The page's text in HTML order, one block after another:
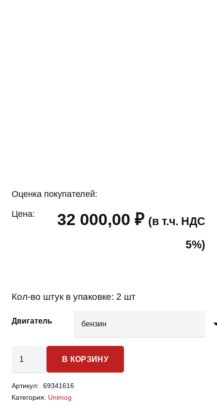
Оценка покупателей:
Цена: 32 000,00 ₽ (в т.ч. НДС
5%)
Кол-во штук в упаковке: 2 шт
Двигатель
товара
Benz
Unimog
В КОРЗИНУ
Артикул:
69341616
Категория: Unimog